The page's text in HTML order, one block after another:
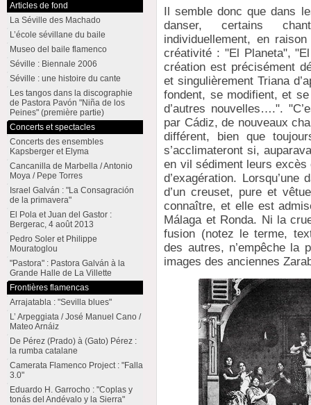
Il semble donc que dans
danser, certains
individuellement, en
créativité : "El Planeta",
création est précisément
et singulièrement Triana
fondent, se modifient, et
d’autres nouvelles….".
par Cádiz, de nouveaux
différent, bien que
s’acclimateront si,
en vil sédiment leurs excès
d’exagération.
d’un creuset, pure et
connaître, et elle est
Málaga et Ronda. Ni la
fusion (notez le terme,
des autres, n’empêche la
images des anciennes
Articles de fond
La Séville des Machado
L’école sévillane du baile
Museo del baile flamenco
Séville : Biennale 2006
Séville : une histoire du cante
Les tangos dans la discographie
de Pastora Pavón "Niña de los
Peines" (première partie)
Concerts et spectacles
Concerts des ensembles
Kapsberger et Elyma
Cancanilla de Marbella / Antonio
Moya / Pepe Torres
Israel Galván : "La Consagración
de la primavera"
El Pola et Juan del Gastor :
Bergerac, 4 août 2013
Pedro Soler et Philippe
Mouratoglou
"Pastora" : Pastora Galván à la
Grande Halle de La Villette
Frontières flamencas
Arrajatabla : "Sevilla blues"
L’ Arpeggiata / José Manuel Cano /
Mateo Arnáiz
De Pérez (Prado) à (Gato) Pérez :
la rumba catalane
Camerata Flamenco Project : "Falla
3.0"
Eduardo H. Garrocho : "Coplas y
tonás del Andévalo y la Sierra"